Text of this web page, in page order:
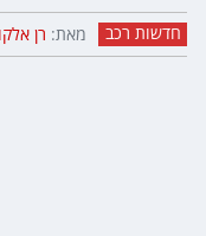
חדשות רכב מאת: רן